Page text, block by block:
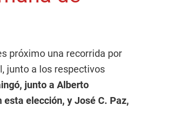
próximo una recorrida por
junto a los respectivos
junto a Alberto
elección, y José C. Paz,